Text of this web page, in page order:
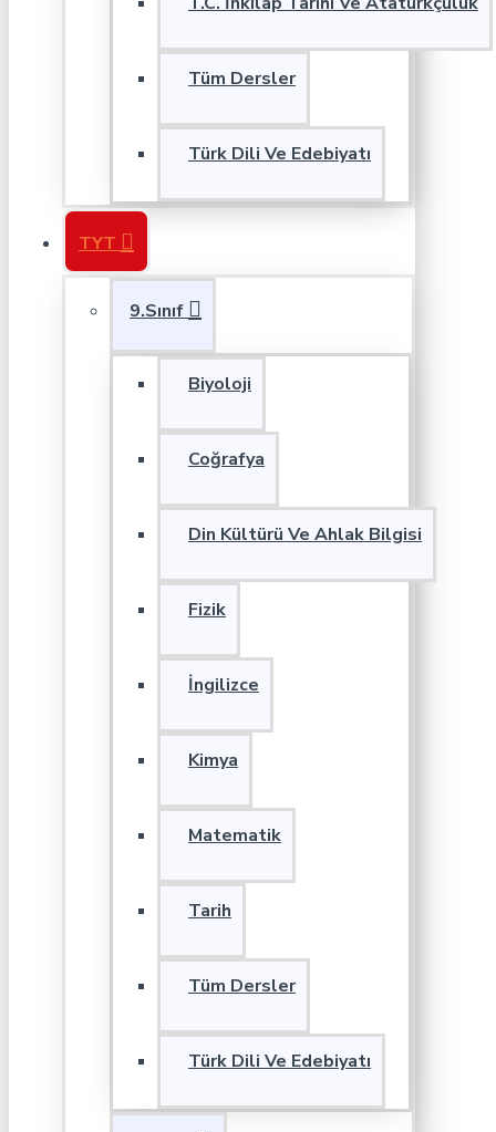
Tüm Dersler
Türk Dili Ve Edebiyatı
TYT
9.Sınıf
Biyoloji
Coğrafya
Din Kültürü Ve Ahlak Bilgisi
Fizik
İngilizce
Kimya
Matematik
Tarih
Tüm Dersler
Türk Dili Ve Edebiyatı